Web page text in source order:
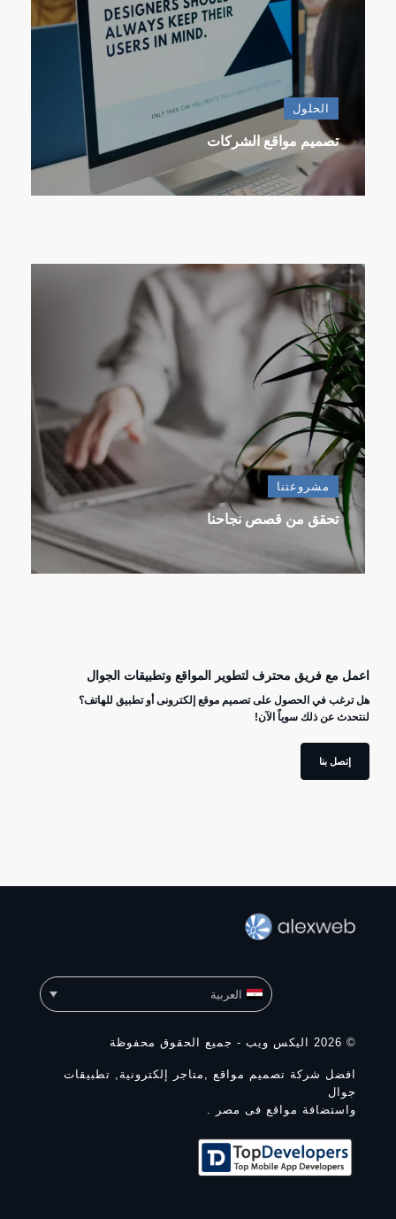
الحلول
تصميم مواقع الشركات
مشروعتنا
تحقق من قصص نجاحنا
اعمل مع فريق محترف لتطوير المواقع وتطبيقات الجوال
هل ترغب في الحصول على تصميم موقع إلكترونى أو تطبيق للهاتف؟
لنتحدث عن ذلك سوياً الآن!
إتصل بنا
العربية
© 2026 اليكس ويب - جميع الحقوق محفوظة
افضل شركة تصميم مواقع ,متاجر إلكترونية, تطبيقات
جوال
واستضافة مواقع فى مصر .